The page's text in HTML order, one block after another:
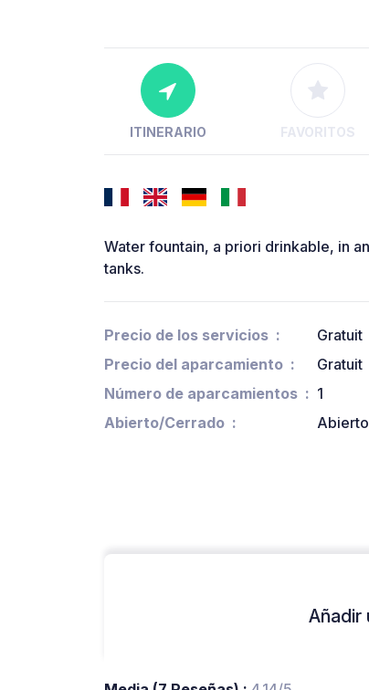
ITINERARIO FAVORITOS
Water fountain, a priori drinkable, in
tanks.
Precio de los servicios
Gratuit
Precio del aparcamiento
Gratuit
Número de aparcamientos
1
Abierto/Cerrado
Añadir